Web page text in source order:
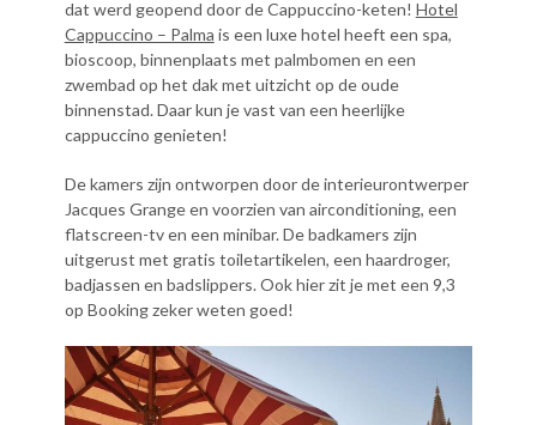
dat werd geopend door de Cappuccino-keten! Hotel
Cappuccino – Palma is een luxe hotel heeft een spa,
bioscoop, binnenplaats met palmbomen en een
zwembad op het dak met uitzicht op de oude
binnenstad. Daar kun je vast van een heerlijke
cappuccino genieten!
De kamers zijn ontworpen door de interieurontwerper
Jacques Grange en voorzien van airconditioning, een
flatscreen-tv en een minibar. De badkamers zijn
uitgerust met gratis toiletartikelen, een haardroger,
badjassen en badslippers. Ook hier zit je met een 9,3
op Booking zeker weten goed!